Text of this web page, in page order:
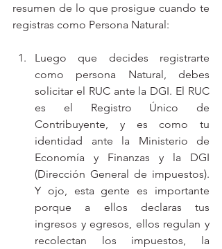
resumen de lo que prosigue cuando te
registras como Persona Natural:
Luego que decides registrarte
como persona Natural, debes
solicitar el RUC ante la DGI. El RUC
es el Registro Único de
Contribuyente, y es como tu
identidad ante la Ministerio de
Economía y Finanzas y la DGI
(Dirección General de impuestos).
Y ojo, esta gente es importante
porque a ellos declaras tus
ingresos y egresos, ellos regulan y
recolectan los impuestos, la